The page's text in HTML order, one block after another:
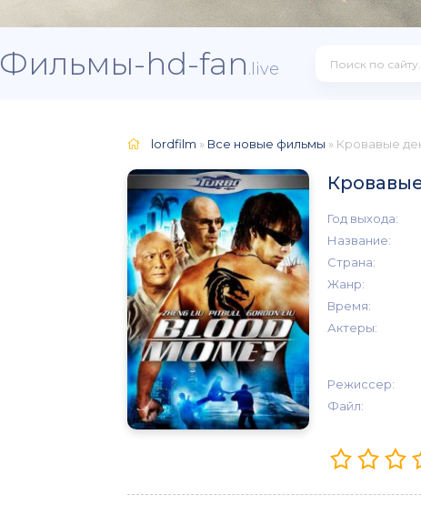
Фильмы-hd-fan.live
lordfilm » Все новые фильмы » Кровавые
Год выхода:
Название:
Страна:
Жанр:
Время:
Актеры:
Режиссер:
Файл: